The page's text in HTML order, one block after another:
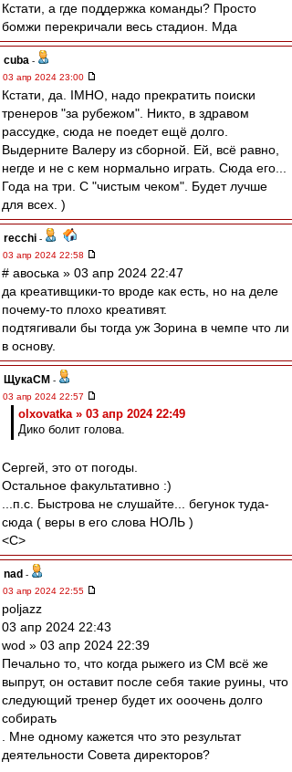
Кстати, а где поддержка команды? Просто
бомжи перекричали весь стадион. Мда
cuba -
03 апр 2024 23:00
Кстати, да. IMHO, надо прекратить поиски
тренеров "за рубежом". Никто, в здравом
рассудке, сюда не поедет ещё долго.
Выдерните Валеру из сборной. Ей, всё равно,
негде и не с кем нормально играть. Сюда его...
Года на три. С "чистым чеком". Будет лучше
для всех. )
recchi -
03 апр 2024 22:58
# авоська » 03 апр 2024 22:47
да креативщики-то вроде как есть, но на деле
почему-то плохо креативят.
подтягивали бы тогда уж Зорина в чемпе что ли
в основу.
ЩукаСМ -
03 апр 2024 22:57
olxovatka » 03 апр 2024 22:49
Дико болит голова.
Сергей, это от погоды.
Остальное факультативно :)
...п.с. Быстрова не слушайте... бегунок туда-
сюда ( веры в его слова НОЛЬ )
<C>
nad -
03 апр 2024 22:55
poljazz
03 апр 2024 22:43
wod » 03 апр 2024 22:39
Печально то, что когда рыжего из СМ всё же
выпрут, он оставит после себя такие руины, что
следующий тренер будет их ооочень долго
собирать
. Мне одному кажется что это результат
деятельности Совета директоров?